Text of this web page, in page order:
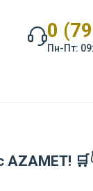
0
Пн-Пт: